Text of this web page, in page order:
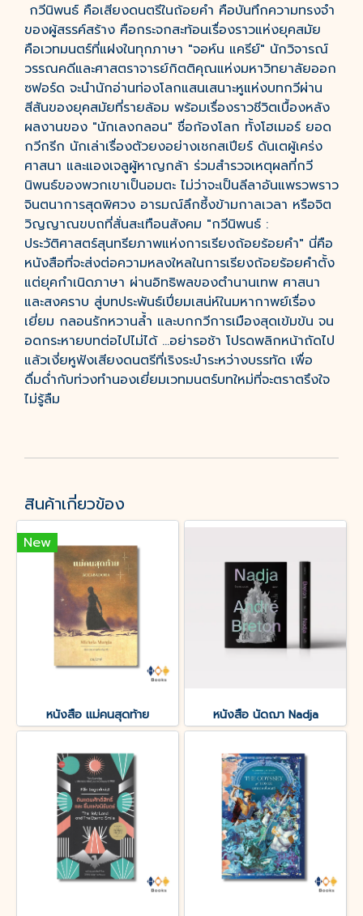
กวีนิพนธ์ คือเสียงดนตรีในถ้อยคำ คือบันทึกความทรงจำ
ของผู้สรรค์สร้าง คือกระจกสะท้อนเรื่องราวแห่งยุคสมัย
คือเวทมนตร์ที่แฝงในทุกภาษา "จอห์น แครีย์" นักวิจารณ์
วรรณคดีและศาสตราจารย์กิตติคุณแห่งมหาวิทยาลัยออก
ซฟอร์ด จะนำนักอ่านท่องโลกแสนเสนาะหูแห่งบทกวีผ่าน
สีสันของยุคสมัยที่รายล้อม พร้อมเรื่องราวชีวิตเบื้องหลัง
ผลงานของ "นักเลงกลอน" ชื่อก้องโลก ทั้งโฮเมอร์ ยอด
กวีกรีก นักเล่าเรื่องตัวยงอย่างเชกสเปียร์ ดันเตผู้เคร่ง
ศาสนา และแองเจลูผู้หาญกล้า ร่วมสำรวจเหตุผลที่กวี
นิพนธ์ของพวกเขาเป็นอมตะ ไม่ว่าจะเป็นลีลาอันแพรวพราว
จินตนาการสุดพิศวง อารมณ์ลึกซึ้งข้ามกาลเวลา หรือจิต
วิญญาณขบถที่สั่นสะเทือนสังคม "กวีนิพนธ์ :
ประวัติศาสตร์สุนทรียภาพแห่งการเรียงถ้อยร้อยคำ" นี่คือ
หนังสือที่จะส่งต่อความหลงใหลในการเรียงถ้อยร้อยคำตั้ง
แต่ยุคกำเนิดภาษา ผ่านอิทธิพลของตำนานเทพ ศาสนา
และสงคราบ สู่บทประพันธ์เปี่ยมเสน่ห์ในมหากาพย์เรื่อง
เยี่ยม กลอนรักหวานล้ำ และบกกวีการเมืองสุดเข้มข้น จน
อดกระหายบทต่อไปไม่ได้ ...อย่ารอช้า โปรดพลิกหน้าถัดไป
แล้วเงี่ยหูฟังเสียงดนตรีที่เริงระบำระหว่างบรรทัด เพื่อ
ดื่มด่ำกับท่วงทำนองเยี่ยมเวทมนตร์บทใหม่ที่จะตราตรึงใจ
ไม่รู้ลืม
สินค้าเกี่ยวข้อง
New
หนังสือ แม่คนสุดท้าย หนังสือ นัดฌา Nadja